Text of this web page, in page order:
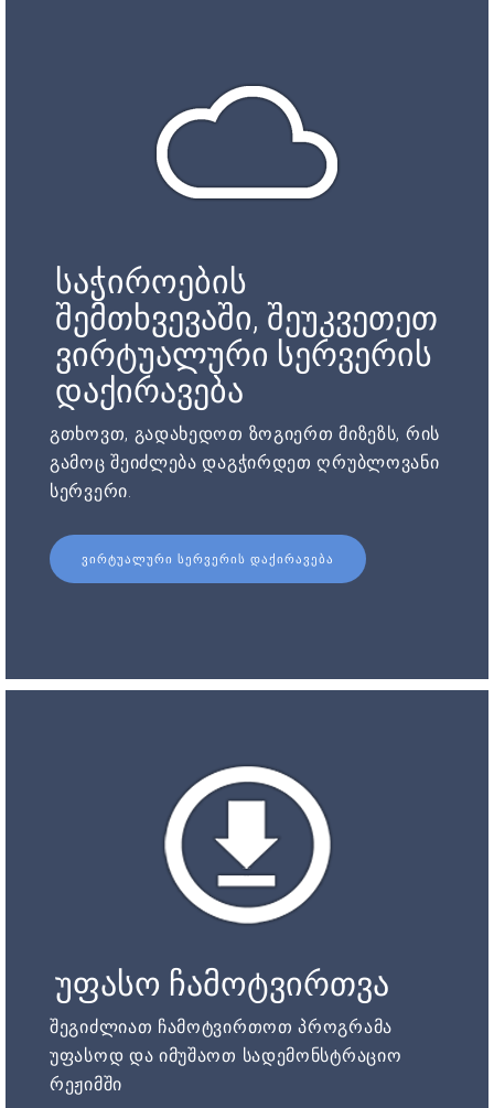
საჭიროების
შემთხვევაში, შეუკვეთეთ
ვირტუალური სერვერის
დაქირავება
გთხოვთ, გადახედოთ ზოგიერთ მიზეზს, რის
გამოც შეიძლება დაგჭირდეთ ღრუბლოვანი
სერვერი.
ᲕᲘᲠᲢᲣᲐᲚᲣᲠᲘ ᲡᲔᲠᲕᲔᲠᲘᲡ ᲓᲐᲥᲘᲠᲐᲕᲔᲑᲐ
უფასო ჩამოტვირთვა
შეგიძლიათ ჩამოტვირთოთ პროგრამა
უფასოდ და იმუშაოთ სადემონსტრაციო
რეჟიმში